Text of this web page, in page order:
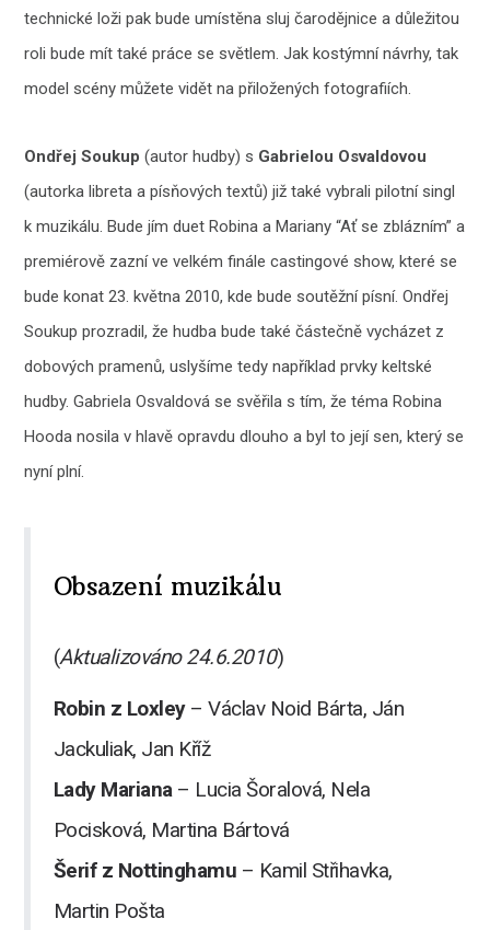
technické loži pak bude umístěna sluj čarodějnice a důležitou
roli bude mít také práce se světlem. Jak kostýmní návrhy, tak
model scény můžete vidět na přiložených fotografiích.
Ondřej Soukup(autor hudby) s Gabrielou Osvaldovou
(autorka libreta a písňových textů) již také vybrali pilotní singl
k muzikálu. Bude jím duet Robina a Mariany “Ať se zblázním” a
premiérově zazní ve velkém finále castingové show, které se
bude konat 23. května 2010, kde bude soutěžní písní. Ondřej
Soukup prozradil, že hudba bude také částečně vycházet z
dobových pramenů, uslyšíme tedy například prvky keltské
hudby. Gabriela Osvaldová se svěřila s tím, že téma Robina
Hooda nosila v hlavě opravdu dlouho a byl to její sen, který se
nyní plní.
Obsazení muzikálu
(Aktualizováno 24.6.2010)
Robin z Loxley– Václav Noid Bárta, Ján
Jackuliak, Jan Kříž
Lady Mariana– Lucia Šoralová, Nela
Pocisková, Martina Bártová
Šerif z Nottinghamu – Kamil Střihavka,
Martin Pošta